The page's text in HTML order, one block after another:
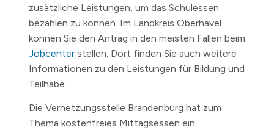
zusätzliche Leistungen, um das Schulessen
bezahlen zu können. Im Landkreis Oberhavel
können Sie den Antrag in den meisten Fällen beim
Jobcenter stellen. Dort finden Sie auch weitere
Informationen zu den Leistungen für Bildung und
Teilhabe.
Die Vernetzungsstelle Brandenburg hat zum
Thema kostenfreies Mittagsessen ein